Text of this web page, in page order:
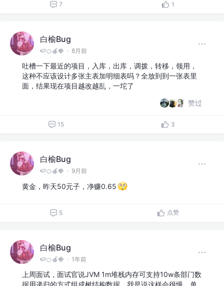
7 1
白榆Bug
🍉🍊🍎🍓 · 8月前
吐槽一下最近的项目，入库，出库，调拨，转移，领用，
这种不应该设计多张主表加明细表吗？全放到到一张表里
面，结果现在项目越改越乱，一坨了
赞过
15 3
白榆Bug
🍉🍊🍎🍓 · 9月前
黄金，昨天50元子，净赚0.65
5 点赞
白榆Bug
🍉🍊🍎🍓 · 1年前
上周面试，面试官说JVM 1m堆栈内存可支持10w条部门数
据用递归的方式组成树结构数据。我是说这样会很慢，单